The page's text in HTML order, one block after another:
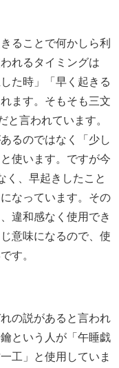
ることで何かしら利
れるタイミングは
た時」「早く起きる
ます。そもそも三文
と言われています。
るのではなく「少し
使います。ですが今
く、早起きしたこと
なっています。その
違和感なく使用でき
意味になるので、使
す。
の説があると言われ
という人が「午睡戯
工」と使用していま